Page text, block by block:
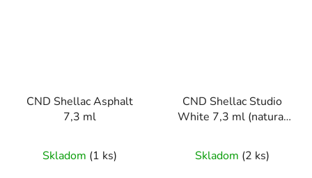
CND Shellac Asphalt
7,3 ml
Skladom (1 ks)
CND Shellac Studio
White 7,3 ml (natural
Skladom (2 ks)